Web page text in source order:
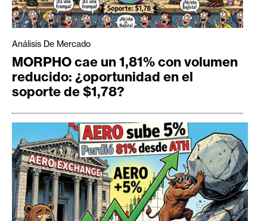
Análisis De Mercado
MORPHO cae un 1,81% con volumen
reducido: ¿oportunidad en el
soporte de $1,78?